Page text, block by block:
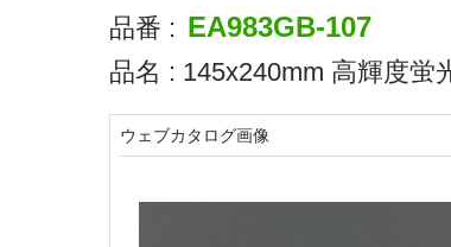
品番 : EA983GB-107
品名 : 145x240mm 高輝度蛍
ウェブカタログ画像